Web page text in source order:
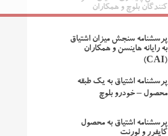
کنندگان بلوچ و همکاران
پرسشنامه سنجش میزان اشتیاق
به رایانه هاینسن و همکاران
(CAI)
پرسشنامه اشتیاق به یک طبقه
محصول – خودرو بلوچ
پرسشنامه اشتیاق به محصول
کاپفرر و لورنت